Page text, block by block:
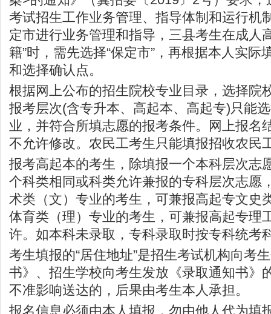
考试招生工作业务管理、指导体制和运行机
定市进行业务管理和指导，三县考生在成人
籍”时，需先选择“保定市”，再根据本人实际
和选择确认点。
根据网上公布的招生院校专业目录，选择院
报考层次(含专升本、高起本、高起专)只能
业，并符合所填志愿的报考条件。网上报名
不允许修改。农民工考生只能填报招收农民
报考高起本的考生，除填报一个本科层次志
个科类相同或科类允许兼报的专科层次志愿
术类（文）专业的考生，可兼报高起专文史
体育类（理）专业的考生，可兼报高起专理
许。如本科未录取，专科录取时按专科统考
考生填报的“居住地址”是招生考试机构向考
书》、招生学校向考生发放《录取通知书》
不准影响送达的，后果由考生本人承担。
报名信息必须由本人填报，勿由他人代为填